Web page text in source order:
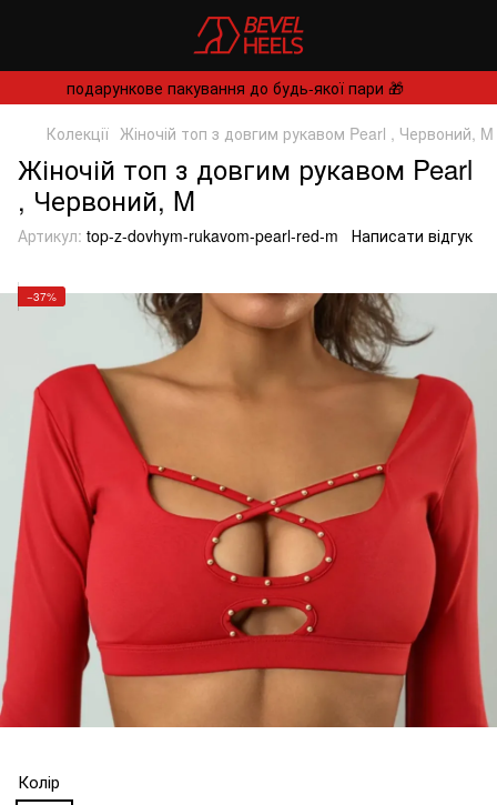
подарункове пакування до будь-якої пари 🎁
Колекції Жіночій топ з довгим рукавом Pearl , Червоний, M
Жіночій топ з довгим рукавом Pearl
, Червоний, M
Артикул: top-z-dovhym-rukavom-pearl-red-m Написати відгук
−37%
Колір